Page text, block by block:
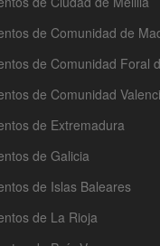
de Comunidad de
de Comunidad Foral
de Comunidad
de Extremadura
de Galicia
de Islas Baleares
de La Rioja